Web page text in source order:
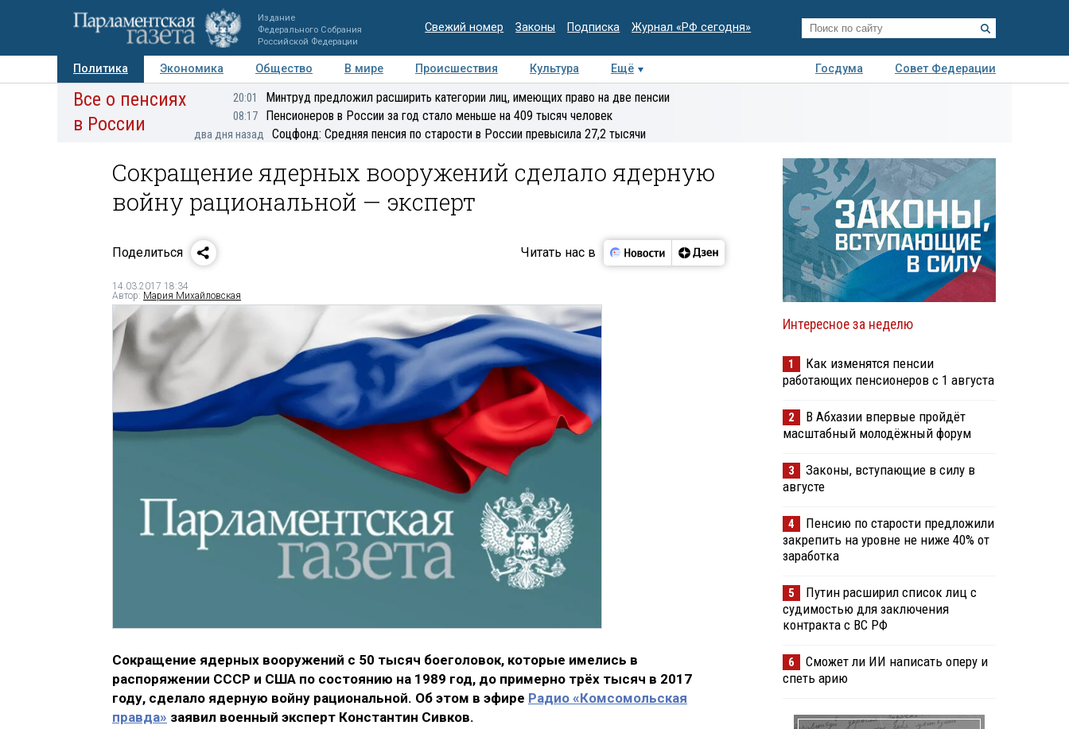
Издание
Федерального Собрания
Российской Федерации
Свежий номер Законы Подписка Журнал «РФ сегодня»
Политика Экономика Общество В мире Происшествия Культура Ещё Госдума
Совет Федерации
Авторы Персоны Мнения Регионы Медиацентр Интервью Колумнисты
Деловая
Все о пенсиях
в России
20:01 Минтруд предложил расширить категории лиц, имеющих право на две пенсии
08:17 Пенсионеров в России за год стало меньше на 409 тысяч человек
два дня назад Соцфонд: Средняя пенсия по старости в России превысила 27,2 тысячи
Сокращение ядерных вооружений сделало ядерную
войну рациональной — эксперт
Поделиться Читать нас в
14.03.2017 18:34
Автор: Мария Михайловская
Сокращение ядерных вооружений с 50 тысяч боеголовок, которые имелись в
распоряжении СССР и США по состоянию на 1989 год, до примерно трёх тысяч в 2017
году, сделало ядерную войну рациональной. Об этом в эфире Радио «Комсомольская
правда» заявил военный эксперт Константин Сивков.
Интересное за неделю
1
Как изменятся пенсии
работающих пенсионеров с 1 августа
2
В Абхазии впервые пройдёт
масштабный молодёжный форум
3
Законы, вступающие в силу в
августе
4
Пенсию по старости предложили
закрепить на уровне не ниже 40% от
заработка
5
Путин расширил список лиц с
судимостью для заключения
контракта с ВС РФ
6
Сможет ли ИИ написать оперу и
спеть арию